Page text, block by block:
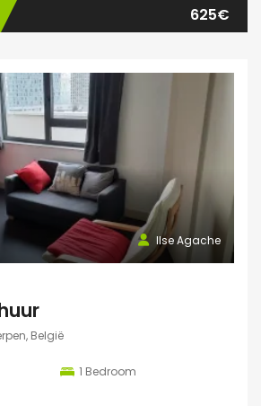
625€
Ilse Agache
België
1 Bedroom